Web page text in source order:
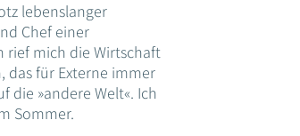
lebenslanger
Chef einer
rief mich die Wirtschaft
das für Externe immer
die »andere Welt«. Ich
Sommer.